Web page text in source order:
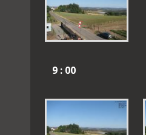
9 : 00